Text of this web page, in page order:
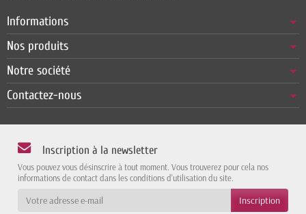
Informations
Nos produits
Notre société
Contactez-nous
Inscription à la newsletter
Vous pouvez vous désinscrire à tout moment. Vous trouverez pour cela nos
informations de contact dans les conditions d'utilisation du site.